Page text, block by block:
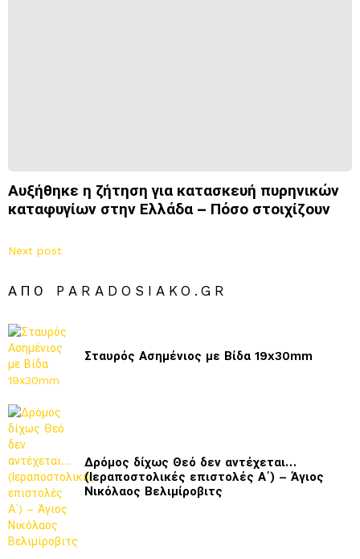
Αυξήθηκε η ζήτηση για κατασκευή πυρηνικών
καταφυγίων στην Ελλάδα – Πόσο στοιχίζουν
Next post
ΑΠΌ PARADOSIAKO.GR
Σταυρός Ασημένιος με Βίδα 19x30mm
Δρόμος δίχως Θεό δεν αντέχεται…
(Ιεραποστολικές επιστολές Α΄) – Άγιος
Νικόλαος Βελιμίροβιτς